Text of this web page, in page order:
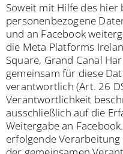
Soweit mit Hilfe des hier
personenbezogene
und an Facebook
die Meta Platforms
Square, Grand Canal
gemeinsam für diese
verantwortlich (Art. 26
Verantwortlichkeit
ausschließlich auf die
Weitergabe an
erfolgende